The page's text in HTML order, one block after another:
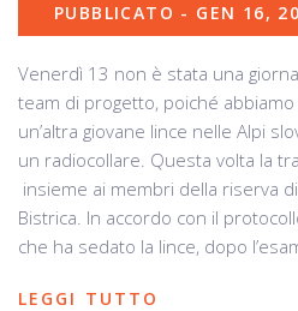
PUBBLICATO - GEN 16,
Venerdì 13 non è stata una
team di progetto, poiché
un’altra giovane lince nelle Alpi
un radiocollare. Questa volta la
insieme ai membri della riserva
Bistrica. In accordo con il
che ha sedato la lince, dopo
LEGGI TUTTO